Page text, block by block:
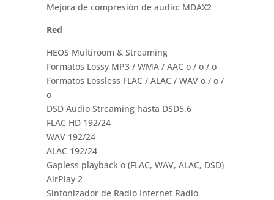
Mejora de compresión de audio: MDAX2
Red
HEOS Multiroom & Streaming
Formatos Lossy MP3 / WMA / AAC o / o / o
Formatos Lossless FLAC / ALAC / WAV o / o /
o
DSD Audio Streaming hasta DSD5.6
FLAC HD 192/24
WAV 192/24
ALAC 192/24
Gapless playback o (FLAC, WAV, ALAC, DSD)
AirPlay 2
Sintonizador de Radio Internet Radio